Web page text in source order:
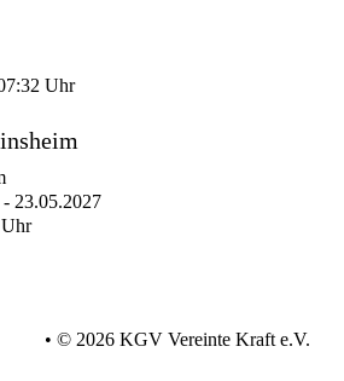
Uhr
23.05.2027
• © 2026 KGV Vereinte Kraft e.V.